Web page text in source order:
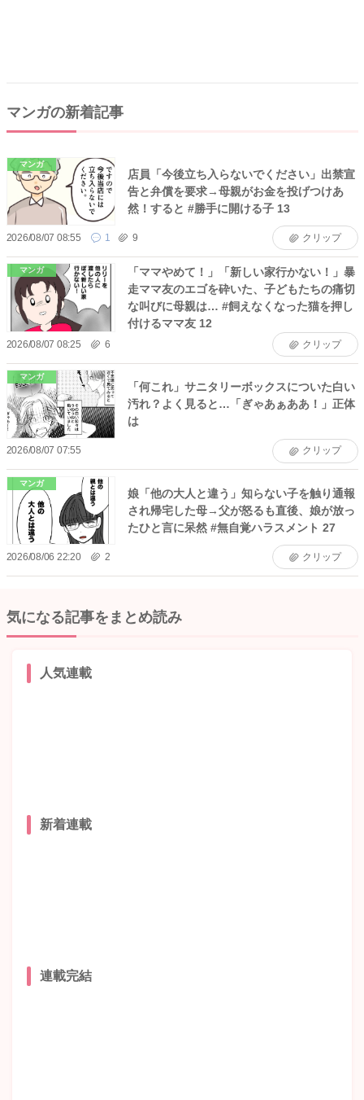
マンガの新着記事
マンガ
店員「今後立ち入らないでください」出禁宣
告と弁償を要求→母親がお金を投げつけあ
然！すると #勝手に開ける子 13
2026/08/07 08:55 1 9 クリップ
マンガ
「ママやめて！」「新しい家行かない！」暴
走ママ友のエゴを砕いた、子どもたちの痛切
な叫びに母親は… #飼えなくなった猫を押し
付けるママ友 12
2026/08/07 08:25 6 クリップ
マンガ
「何これ」サニタリーボックスについた白い
汚れ？よく見ると…「ぎゃあぁああ！」正体
は
2026/08/07 07:55 クリップ
マンガ
娘「他の大人と違う」知らない子を触り通報
され帰宅した母→父が怒るも直後、娘が放っ
たひと言に呆然 #無自覚ハラスメント 27
2026/08/06 22:20 2 クリップ
気になる記事をまとめ読み
人気連載
新着連載
連載完結